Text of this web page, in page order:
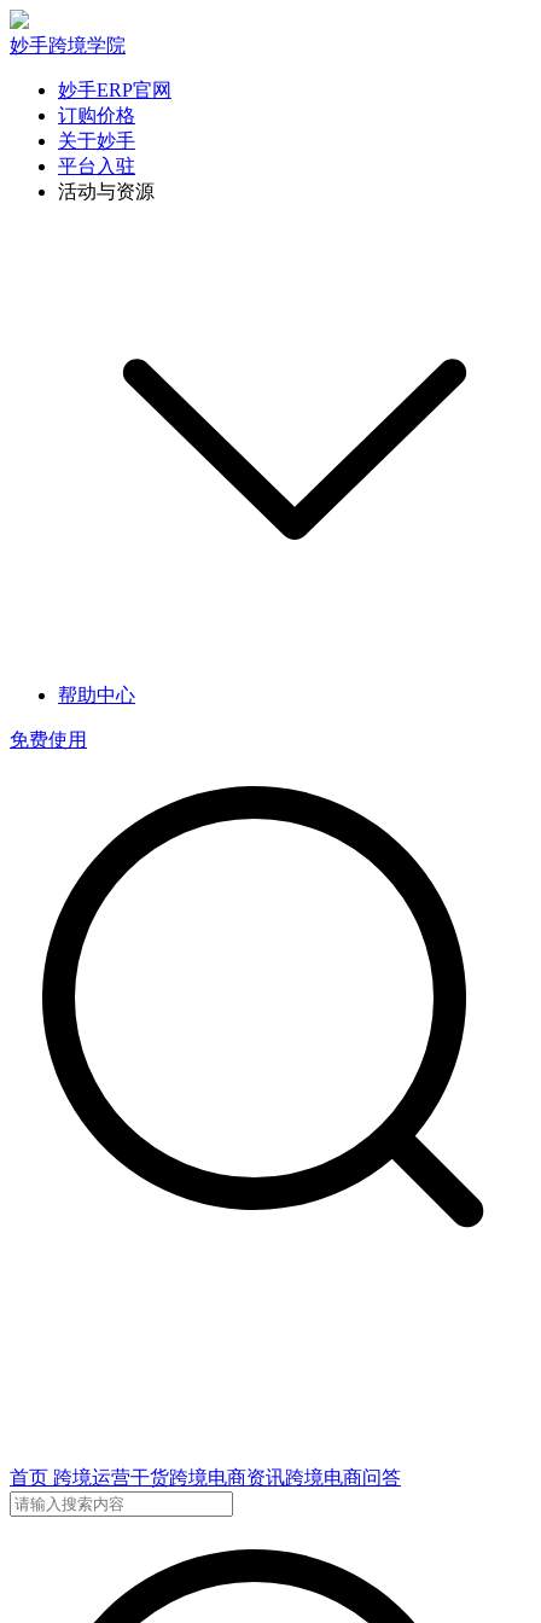
妙手跨境学院
妙手ERP官网
订购价格
关于妙手
平台入驻
活动与资源
帮助中心
免费使用
首页 跨境运营干货跨境电商资讯跨境电商问答